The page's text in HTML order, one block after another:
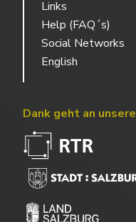
Links
Help (FAQ´s)
Social Networks
English
Dank geht an